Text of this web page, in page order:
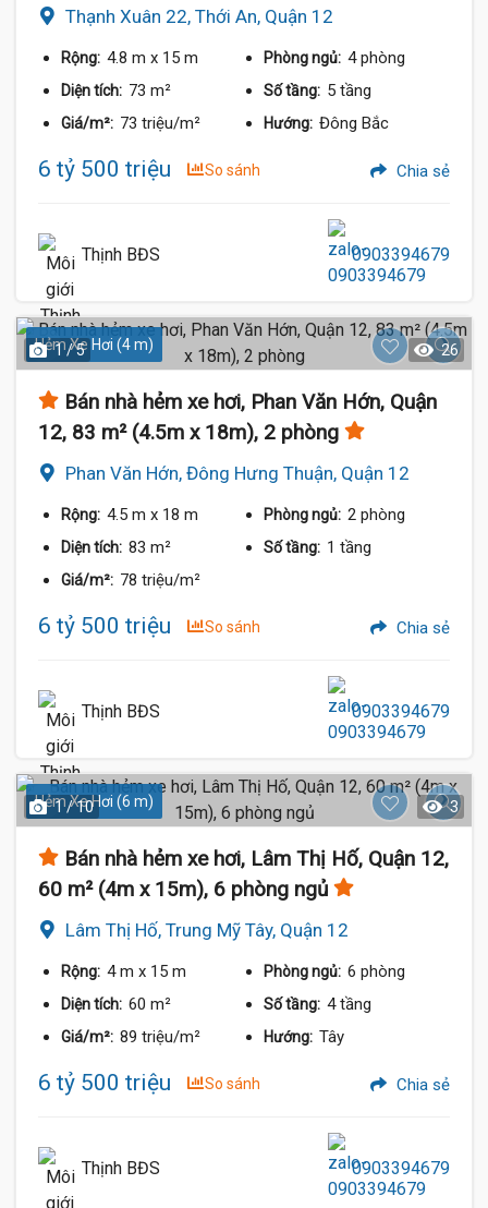
Thạnh Xuân 22, Thới An, Quận 12
Rộng: 4.8 m x 15 m Phòng ngủ: 4 phòng
Diện tích: 73 m² Số tầng: 5 tầng
Giá/m²: 73 triệu/m² Hướng: Đông Bắc
6 tỷ 500 triệu So sánh Chia sẻ
Thịnh BĐS 0903394679
Hẻm Xe Hơi (4 m)
1 / 5 26
Bán nhà hẻm xe hơi, Phan Văn Hớn, Quận
12, 83 m² (4.5m x 18m), 2 phòng
Phan Văn Hớn, Đông Hưng Thuận, Quận 12
Rộng: 4.5 m x 18 m Phòng ngủ: 2 phòng
Diện tích: 83 m² Số tầng: 1 tầng
Giá/m²: 78 triệu/m²
6 tỷ 500 triệu So sánh Chia sẻ
Thịnh BĐS 0903394679
Hẻm Xe Hơi (6 m)
1 / 10 3
Bán nhà hẻm xe hơi, Lâm Thị Hố, Quận 12,
60 m² (4m x 15m), 6 phòng ngủ
Lâm Thị Hố, Trung Mỹ Tây, Quận 12
Rộng: 4 m x 15 m Phòng ngủ: 6 phòng
Diện tích: 60 m² Số tầng: 4 tầng
Giá/m²: 89 triệu/m² Hướng: Tây
6 tỷ 500 triệu So sánh Chia sẻ
Thịnh BĐS 0903394679